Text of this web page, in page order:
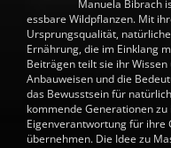
Manuela Bibrach
essbare Wildpflanzen. Mit
Ursprungsqualität,
Ernährung, die im Einklang
Beiträgen teilt sie ihr
Anbauweisen und die
das Bewusstsein für
kommende Generationen
Eigenverantwortung für ihre
übernehmen. Die Idee zu